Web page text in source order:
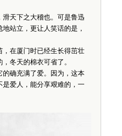
天下之大稽也。可是鲁迅
站立，更让人笑话的是，
在厦门时已经生长得茁壮
冬天的棉衣可省了。
确充满了爱。因为，这本
爱人，能分享艰难的，一